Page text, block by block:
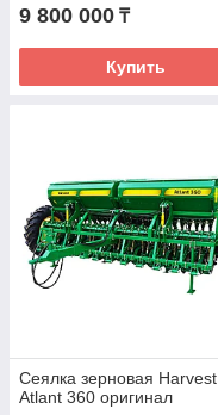
9 800 000 ₸
Купить
Сеялка зерновая Harvest
Atlant 360 оригинал